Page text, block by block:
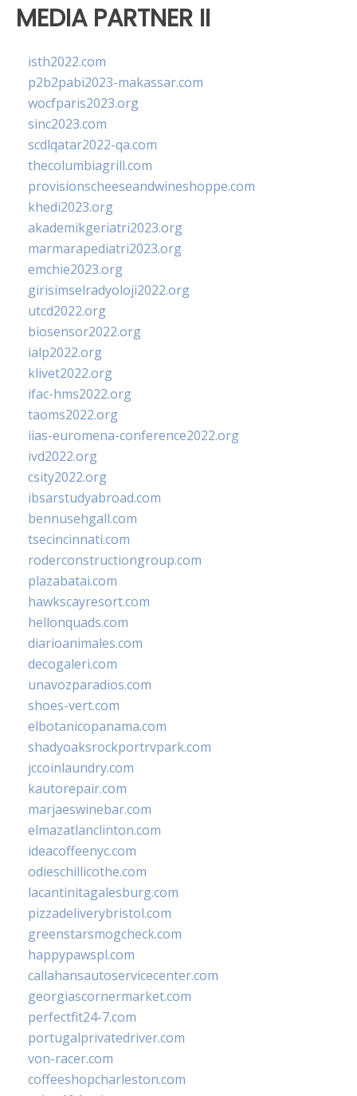
MEDIA PARTNER II
isth2022.com
p2b2pabi2023-makassar.com
wocfparis2023.org
sinc2023.com
scdlqatar2022-qa.com
thecolumbiagrill.com
provisionscheeseandwineshoppe.com
khedi2023.org
akademikgeriatri2023.org
marmarapediatri2023.org
emchie2023.org
girisimselradyoloji2022.org
utcd2022.org
biosensor2022.org
ialp2022.org
klivet2022.org
ifac-hms2022.org
taoms2022.org
iias-euromena-conference2022.org
ivd2022.org
csity2022.org
ibsarstudyabroad.com
bennusehgall.com
tsecincinnati.com
roderconstructiongroup.com
plazabatai.com
hawkscayresort.com
hellonquads.com
diarioanimales.com
decogaleri.com
unavozparadios.com
shoes-vert.com
elbotanicopanama.com
shadyoaksrockportrvpark.com
jccoinlaundry.com
kautorepair.com
marjaeswinebar.com
elmazatlanclinton.com
ideacoffeenyc.com
odieschillicothe.com
lacantinitagalesburg.com
pizzadeliverybristol.com
greenstarsmogcheck.com
happypawspl.com
callahansautoservicecenter.com
georgiascornermarket.com
perfectfit24-7.com
portugalprivatedriver.com
von-racer.com
coffeeshopcharleston.com